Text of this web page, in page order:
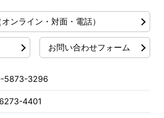
オンライン・対面・電話）
お問い合わせフォーム
5873-3296
4401